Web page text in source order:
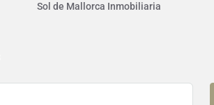
Sol de Mallorca Inmobiliaria